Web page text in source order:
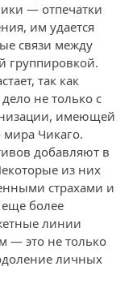
— отпечатки
им удается
связи между
группировкой.
так как
не только с
имеющей
мира Чикаго.
добавляют в
из них
страхами и
более
линии
— это не только
личных